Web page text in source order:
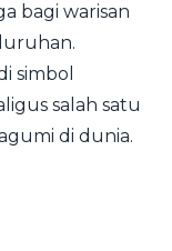
bagi warisan
simbol
salah satu
di dunia.